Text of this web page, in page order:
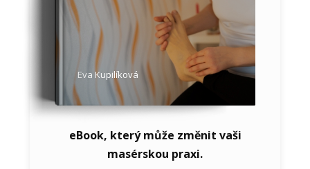
Eva Kupilíková
eBook, který může změnit vaši
masérskou praxi.